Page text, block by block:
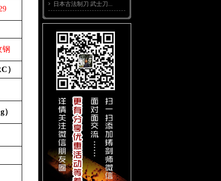
钢
）
g）
日本古法制刀 武士刀...